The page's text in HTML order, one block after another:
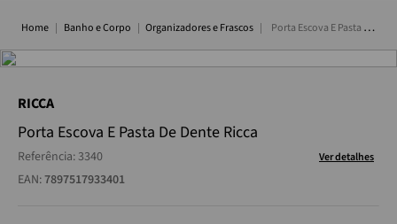
Banho e Corpo Organizadores e Frascos
Porta Escova E Pasta De
RICCA
Porta Escova E Pasta De Dente Ricca
Referência:3340 Ver detalhes
EAN:7897517933401